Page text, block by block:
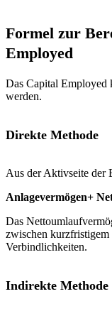
Formel zur
Employed
Das Capital Employed
werden.
Direkte Methode
Aus der Aktivseite der
Anlagevermögen+
Das
zwischen
Verbindlichkeiten.
Indirekte Methode